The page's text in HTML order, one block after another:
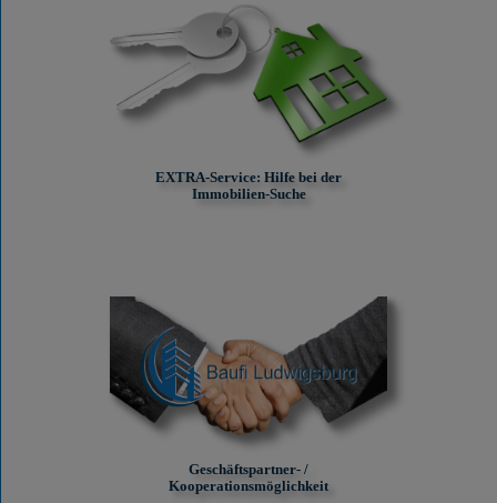
EXTRA-Service: Hilfe bei der
Immobilien-Suche
Geschäftspartner- /
Kooperationsmöglichkeit